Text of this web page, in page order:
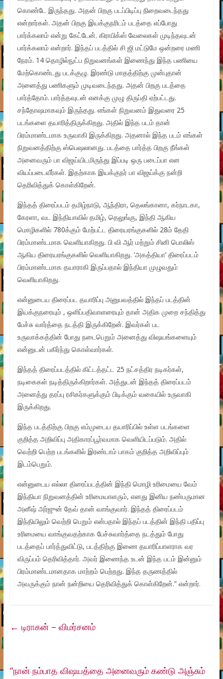
கொண்டே இருந்தது. அதன் பிறகு படப்பிடிப்பு நிறைவடைந்தது
என்றார்கள். அதன் பிறகு இயக்குநரிடம் படத்தை எப்போது
பார்க்கலாம் என்று கேட்டேன். கிராபிக்ஸ் வேலைகள் முடிந்தவுடன்
பார்க்கலாம் என்றார். இந்தப் படத்தில் சி ஜி மட்டுமே ஒன்றரை மணி
நேரம். 14 தொழில்நுட்ப நிறுவனங்கள் இணைந்து இந்த பணியை
மேற்கொண்டது படக்குழு. இரண்டு மாதத்திற்கு முன்புதான்
அனைத்து பணிகளும் முடிவடைந்தது. அதன் பிறகு படத்தை
பார்த்தோம். பார்த்தவுடன் எனக்கு முழு திருப்தி ஏற்பட்டது.
சந்தோஷமாகவும் இருந்தது. எங்கள் நிறுவனம் இதுவரை 25
படங்களை தயாரித்திருக்கிறது. அதில் இந்த படம் தான்
பிரம்மாண்டமாக உருவாகி இருக்கிறது. அதனால் இந்த படம் எங்கள்
நிறுவனத்திற்கு ஸ்பெஷலானது. படத்தை பார்த்த பிறகு நீங்கள்
அனைவரும் பா விஜய்யிடமிருந்து இப்படி ஒரு படைப்பா என
வியப்படைவீர்கள். இதற்காக இயக்குநர் பா விஜய்க்கு நன்றி
தெரிவித்துக் கொள்கிறேன்.
இந்தத் திரைப்படம் தமிழ்நாடு, ஆந்திரா, தெலங்கானா, கர்நாடகா,
கேரளா, வட இந்தியாவில் தமிழ், தெலுங்கு, இந்தி ஆகிய
மொழிகளில் 780க்கும் மேற்பட்ட திரையரங்குகளில் 28ம் தேதி
பிரம்மாண்டமாக வெளியாகிறது. பி வி ஆர் மற்றும் சினி பொலிஸ்
ஆகிய திரையரங்குகளில் வெளியாகிறது. ‘அகத்தியா’ திரைப்படம்
பிரம்மாண்டமாக தயாராகி இருப்பதால் இந்தியா முழுவதும்
வெளியாகிறது.
என்னுடைய திரைப்பட தயாரிப்பு அனுபவத்தில் இந்தப் படத்தின்
இயக்குநரையும் , ஒளிப்பதிவாளரையும் தான் அதிக முறை சந்தித்து
பேச்சு வார்த்தை நடத்தி இருக்கிறேன். இவர்கள் பட
உருவாக்கத்தின் போது நடைபெறும் அனைத்து விஷயங்களையும்
என்னுடன் பகிர்ந்து கொள்வார்கள்.
இந்தத் திரைப்படத்தில் கிட்டத்தட்ட 25 நட்சத்திர நடிகர்கள்,
நடிகைகள் நடித்திருக்கிறார்கள். அத்துடன் இந்தத் திரைப்படம்
அனைத்து தரப்பு ரசிகர்களுக்கும் பிடிக்கும் வகையில் உருவாகி
இருக்கிறது.
இந்த படத்திற்கு பிறகு எம்முடைய தயாரிப்பில் உள்ள படங்களை
குறித்த அறிவிப்பு அதிகாரப்பூர்வமாக வெளியிடப்படும். அதில்
வெற்றி பெற்ற படங்களில் இரண்டாம் பாகம் குறித்த அறிவிப்பும்
இடம்பெறும்.
என்னுடைய எல்லா திரைப்படத்தின் இந்தி மொழி உரிமையை வேம்
இந்தியா நிறுவனத்தின் உரிமையாளரும், எனது இனிய நண்பருமான
அனீஷ் அர்ஜுன் தேவ் தான் வாங்குவார். இந்தத் திரைப்படம்
இந்தியிலும் வெற்றி பெறும் என்பதால் இந்தப் படத்தின் இந்தி பதிப்பு
உரிமையை வாங்குவதற்காக பேச்சுவார்த்தை நடத்தும் போது
படத்தைப் பார்த்துவிட்டு, படத்திற்கு இணை தயாரிப்பாளராக வர
விருப்பம் தெரிவித்தார். அவர் இணைந்த உடன் இந்த படம் இன்னும்
பிரம்மாண்டமானதாக மாற்றம் பெற்றது. இந்த தருணத்தில்
அவருக்கும் நான் நன்றியை தெரிவித்துக் கொள்கிறேன்.” என்றார்.
← டிராகன் – விமர்சனம்
“நான் நம்பாத விஷயத்தை அனைவரும் கண்டு அஞ்சும்